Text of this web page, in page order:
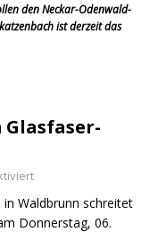
den Neckar-Odenwald-
ist derzeit das
Waldbrunn schreitet
Donnerstag, 06.